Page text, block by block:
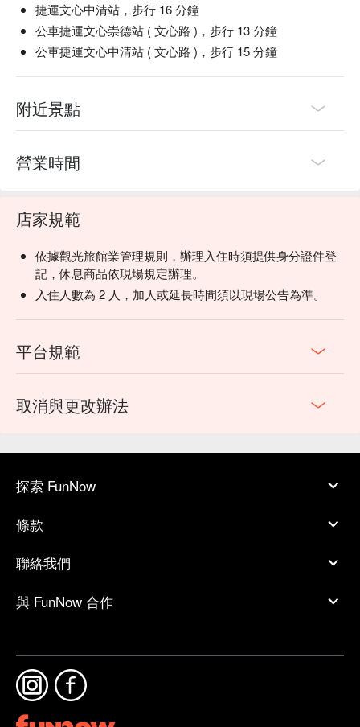
捷運文心中清站，步行 16 分鐘
公車捷運文心崇德站 ( 文心路 )，步行 13 分鐘
公車捷運文心中清站 ( 文心路 )，步行 15 分鐘
附近景點
營業時間
店家規範
依據觀光旅館業管理規則，辦理入住時須提供身分證件登
記，休息商品依現場規定辦理。
入住人數為 2 人，加人或延長時間須以現場公告為準。
平台規範
取消與更改辦法
探索 FunNow
條款
聯絡我們
與 FunNow 合作